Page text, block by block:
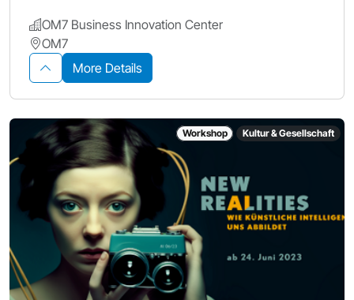
OM7 Business Innovation Center
OM7
More Details
Workshop Kultur & Gesellschaft